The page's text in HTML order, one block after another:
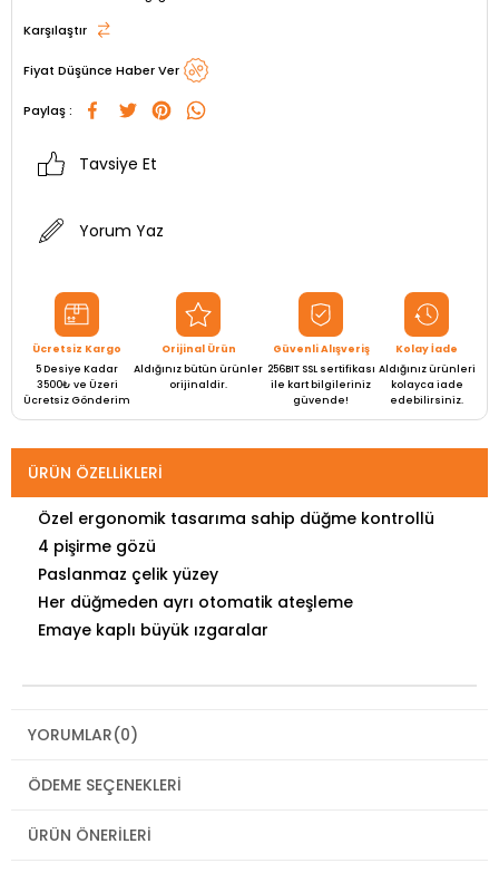
Karşılaştır
Fiyat Düşünce Haber Ver
Paylaş :
Tavsiye Et
Yorum Yaz
Ücretsiz Kargo
5 Desiye Kadar
3500₺ ve Üzeri
Ücretsiz Gönderim
Orijinal Ürün
Aldığınız bütün ürünler
orijinaldir.
Güvenli Alışveriş
256BIT SSL sertifikası
ile kart bilgileriniz
güvende!
Kolay İade
Aldığınız ürünleri
kolayca iade
edebilirsiniz.
ÜRÜN ÖZELLIKLERI
Özel ergonomik tasarıma sahip düğme kontrollü
4 pişirme gözü
Paslanmaz çelik yüzey
Her düğmeden ayrı otomatik ateşleme
Emaye kaplı büyük ızgaralar
YORUMLAR(0)
ÖDEME SEÇENEKLERI
ÜRÜN ÖNERILERI